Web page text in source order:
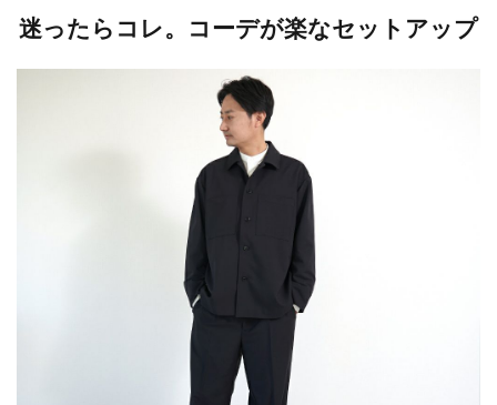
迷ったらコレ。コーデが楽なセットアップ